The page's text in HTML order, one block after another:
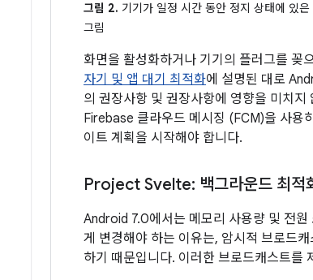
그림 2. 기기가 일정 시간 동안 정지 상태에 있
그림
화면을 활성화하거나 기기의 플러그를 꽂
자기 및 앱 대기 최적화에 설명된 대로
의 권장사항 및 권장사항에 영향을 미치
Firebase 클라우드 메시징 (FCM)을 사용
이트 계획을 시작해야 합니다.
Project Svelte: 백그라운드 최적
Android 7.0에서는 메모리 사용량 및 전
게 변경해야 하는 이유는, 암시적 브로드
하기 때문입니다. 이러한 브로드캐스트를